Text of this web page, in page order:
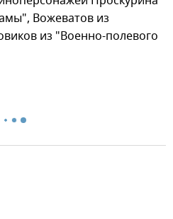
Вожеватов из
из "Военно-полевого